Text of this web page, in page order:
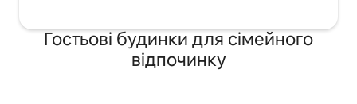
Гостьові будинки для сімейного
відпочинку